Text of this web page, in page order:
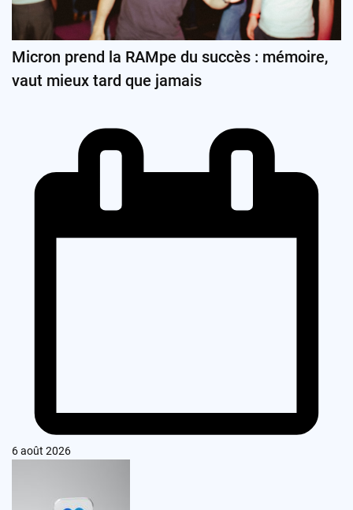
Micron prend la RAMpe du succès : mémoire,
vaut mieux tard que jamais
6 août 2026